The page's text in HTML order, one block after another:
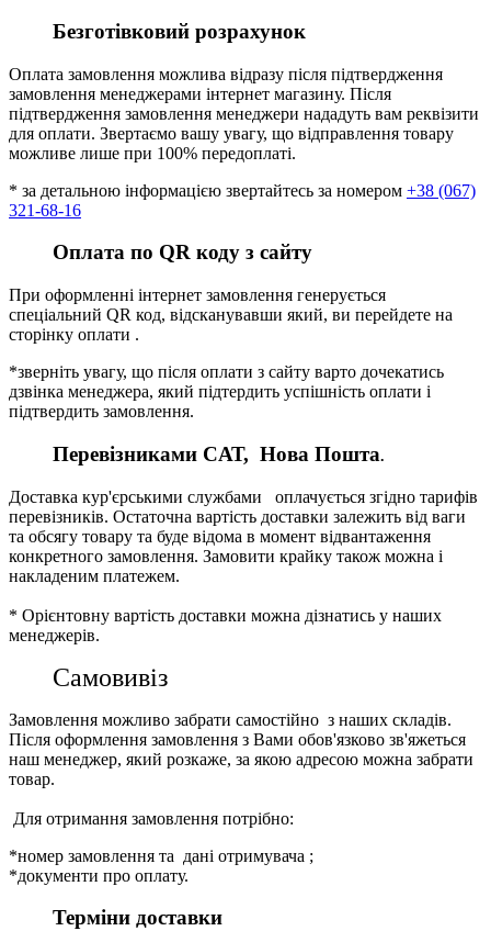
Безготівковий розрахунок
Оплата замовлення можлива відразу після підтвердження
замовлення менеджерами інтернет магазину. Після
підтвердження замовлення менеджери нададуть вам реквізити
для оплати. Звертаємо вашу увагу, що відправлення товару
можливе лише при 100% передоплаті.
* за детальною інформацією звертайтесь за номером +38 (067)
321-68-16
Оплата по QR коду з сайту
При оформленні інтернет замовлення генерується
спеціальний QR код, відсканувавши який, ви перейдете на
сторінку оплати .
*зверніть увагу, що після оплати з сайту варто дочекатись
дзвінка менеджера, який підтердить успішність оплати і
підтвердить замовлення.
Перевізниками CАТ, Нова Пошта.
Доставка кур'єрськими службами оплачується згідно тарифів
перевізників. Остаточна вартість доставки залежить від ваги
та обсягу товару та буде відома в момент відвантаження
конкретного замовлення. Замовити крайку також можна і
накладеним платежем.
* Орієнтовну вартість доставки можна дізнатись у наших
менеджерів.
Самовивіз
Замовлення можливо забрати самостійно з наших складів.
Після оформлення замовлення з Вами обов'язково зв'яжеться
наш менеджер, який розкаже, за якою адресою можна забрати
товар.
Для отримання замовлення потрібно:
*номер замовлення та дані отримувача ;
*документи про оплату.
Терміни доставки